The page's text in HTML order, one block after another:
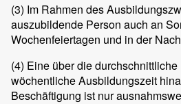
(3) Im Rahmen des
auszubildende Person auch an
Wochenfeiertagen und in der
(4) Eine über die
wöchentliche Ausbildungszeit
Beschäftigung ist nur